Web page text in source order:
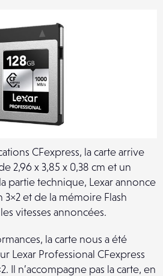
CFexpress, la carte arrive
2,96 x 3,85 x 0,38 cm et un
partie technique, Lexar annonce
et de la mémoire Flash
vitesses annoncées.
la carte nous a été
Lexar Professional CFexpress
Il n’accompagne pas la carte, en